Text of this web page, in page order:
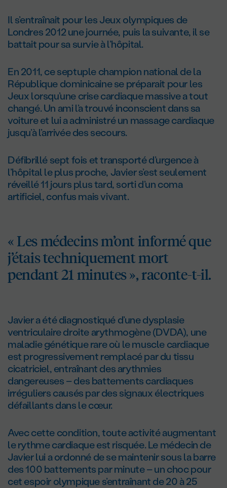
Il s’entraînait pour les Jeux olympiques de
Londres 2012 une journée, puis la suivante, il se
battait pour sa survie à l’hôpital.
En 2011, ce septuple champion national de la
République dominicaine se préparait pour les
Jeux lorsqu’une crise cardiaque massive a tout
changé. Un ami l’a trouvé inconscient dans sa
voiture et lui a administré un massage cardiaque
jusqu’à l’arrivée des secours.
Défibrillé sept fois et transporté d’urgence à
l’hôpital le plus proche, Javier s’est seulement
réveillé 11 jours plus tard, sorti d’un coma
artificiel, confus mais vivant.
« Les médecins m’ont informé que
j’étais techniquement mort
pendant 21 minutes », raconte-t-il.
Javier a été diagnostiqué d’une dysplasie
ventriculaire droite arythmogène (DVDA), une
maladie génétique rare où le muscle cardiaque
est progressivement remplacé par du tissu
cicatriciel, entraînant des arythmies
dangereuses – des battements cardiaques
irréguliers causés par des signaux électriques
défaillants dans le cœur.
Avec cette condition, toute activité augmentant
le rythme cardiaque est risquée. Le médecin de
Javier lui a ordonné de se maintenir sous la barre
des 100 battements par minute – un choc pour
cet espoir olympique s’entraînant de 20 à 25